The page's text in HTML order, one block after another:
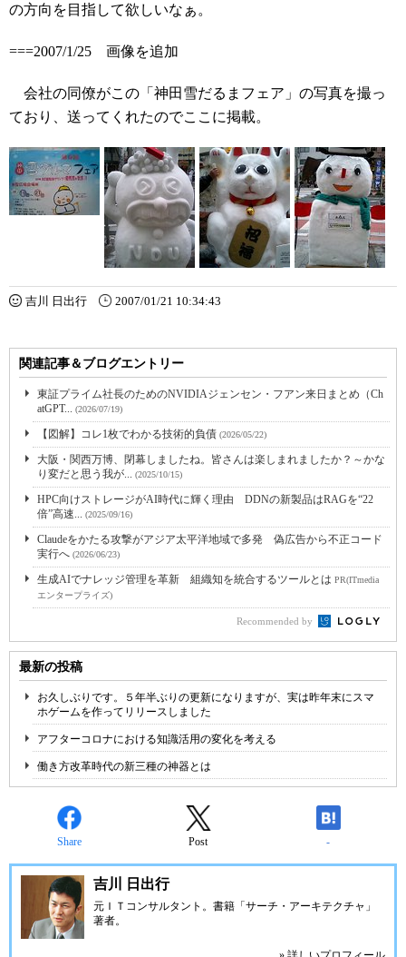
の方向を目指して欲しいなぁ。
===2007/1/25 画像を追加
会社の同僚がこの「神田雪だるまフェア」の写真を撮っ
ており、送ってくれたのでここに掲載。
吉川 日出行 2007/01/21 10:34:43
関連記事＆ブログエントリー
東証プライム社長のためのNVIDIAジェンセン・フアン来日まとめ（Ch
atGPT... (2026/07/19)
【図解】コレ1枚でわかる技術的負債 (2026/05/22)
大阪・関西万博、閉幕しましたね。皆さんは楽しまれましたか？～かな
り変だと思う我が... (2025/10/15)
HPC向けストレージがAI時代に輝く理由 DDNの新製品はRAGを“22
倍”高速... (2025/09/16)
Claudeをかたる攻撃がアジア太平洋地域で多発 偽広告から不正コード
実行へ (2026/06/23)
生成AIでナレッジ管理を革新 組織知を統合するツールとは PR(ITmedia
エンタープライズ)
Recommended by
最新の投稿
お久しぶりです。５年半ぶりの更新になりますが、実は昨年末にスマ
ホゲームを作ってリリースしました
アフターコロナにおける知識活用の変化を考える
働き方改革時代の新三種の神器とは
Share Post -
吉川 日出行
元ＩＴコンサルタント。書籍「サーチ・アーキテクチャ」
著者。